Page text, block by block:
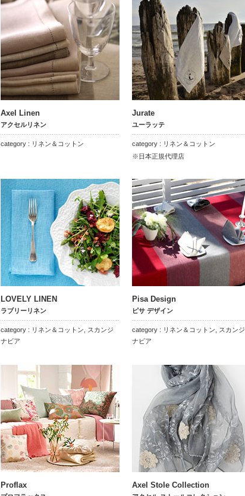
Axel Linen
アクセルリネン
category : リネン＆コットン
Jurate
ユーラッテ
category : リネン＆コットン
※日本正規代理店
LOVELY LINEN
ラブリーリネン
category : リネン＆コットン, スカンジ
ナビア
Pisa Design
ピサ デザイン
category : リネン＆コットン, スカンジ
ナビア
Proflax Axel Stole Collection